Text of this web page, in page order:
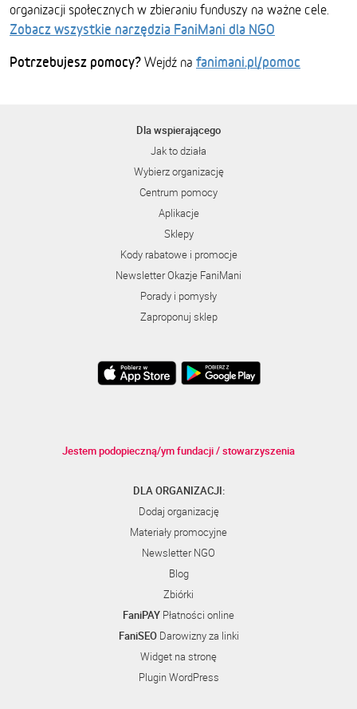
organizacji społecznych w zbieraniu funduszy na ważne cele.
Zobacz wszystkie narzędzia FaniMani dla NGO
Potrzebujesz pomocy? Wejdź na fanimani.pl/pomoc
Dla wspierającego
Jak to działa
Wybierz organizację
Centrum pomocy
Aplikacje
Sklepy
Kody rabatowe i promocje
Newsletter Okazje FaniMani
Porady i pomysły
Zaproponuj sklep
Jestem podopieczną/ym fundacji / stowarzyszenia
DLA ORGANIZACJI:
Dodaj organizację
Materiały promocyjne
Newsletter NGO
Blog
Zbiórki
FaniPAY Płatności online
FaniSEODarowizny za linki
Widget na stronę
Plugin WordPress